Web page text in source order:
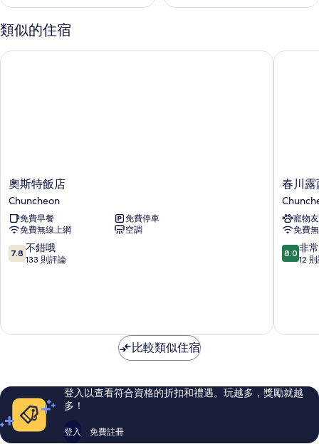
類似的住宿
奧
斯
特
飯
店
Chuncheon
奧斯特飯店
Chuncheon
免費早餐
免費停車
免費無線上網
空調
7.8
分，
錯
評
論
7.8 不錯哦
133 則評論
奧斯特飯店
春
川
露
西
飯
店
春川露
寵物
免費
8.0
分，
常
評
論
8.0 非
12
春川露
比較類似住宿
登入以查看符合資格的折扣和禮遇。玩越多，獎勵就越
多！
登入 免費註冊